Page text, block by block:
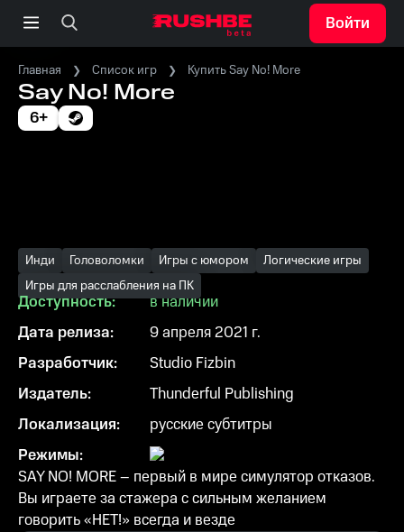
Войти
Главная Список игр Купить Say No! More
Say No! More
6+
Инди Головоломки Игры с юмором
Логические игры
Игры для расслабления на ПК
Доступность:
в наличии
Дата релиза:
9 апреля 2021 г.
Разработчик:
Studio Fizbin
Издатель:
Thunderful Publishing
Локализация:
русские субтитры
Режимы:
SAY NO! MORE – первый в мире симулятор отказов.
Вы играете за стажера с сильным желанием
говорить «НЕТ!» всегда и везде